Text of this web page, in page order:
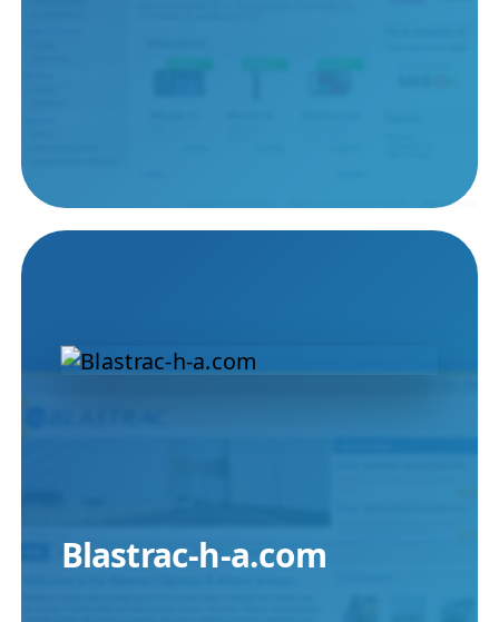
Blastrac-h-a.com